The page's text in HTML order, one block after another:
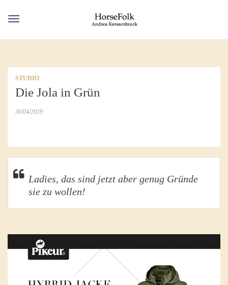
Toggle
STUDIO
Die Jola in Grün
30/04/2019
Ladies, das sind jetzt aber genug Gründe
sie zu wollen!